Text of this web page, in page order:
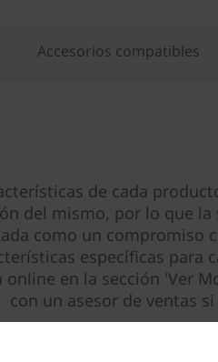
Accesorios compatibles
de cada
del mismo, por lo que
como un compromiso
específicas para
online en la sección 'Ver
con un asesor de ventas